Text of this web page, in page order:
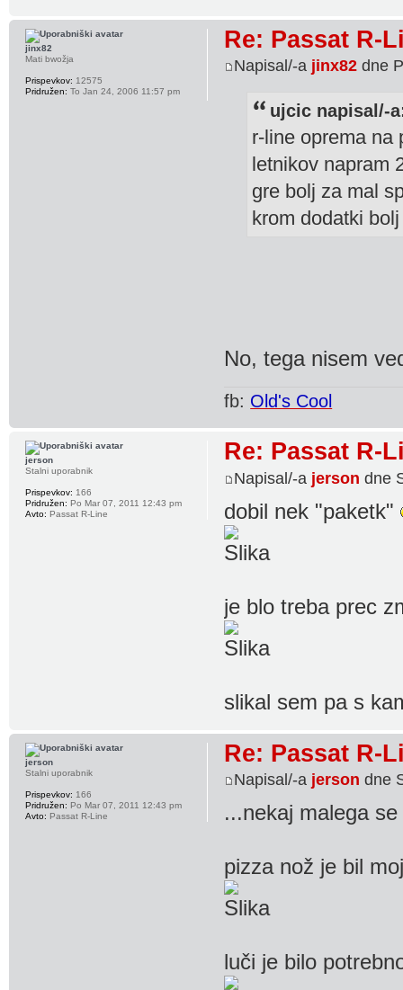
Re: Passat R-
Napisal/-a jinx82 dne
ujcic napisal/-
r-line oprema na
letnikov napram
gre bolj za mal
krom dodatki
No, tega nisem
fb: Old's Cool
jinx82
Mati bwožja
Prispevkov: 12575
Pridružen: To Jan 24, 2006 11:57 pm
Re: Passat R-
Napisal/-a jerson dne
dobil nek "paketk"
je blo treba prec
slikal sem pa s
jerson
Stalni uporabnik
Prispevkov: 166
Pridružen: Po Mar 07, 2011 12:43 pm
Avto: Passat R-Line
Re: Passat R-
Napisal/-a jerson dne
...nekaj malega
pizza nož je bil
luči je bilo
jerson
Stalni uporabnik
Prispevkov: 166
Pridružen: Po Mar 07, 2011 12:43 pm
Avto: Passat R-Line